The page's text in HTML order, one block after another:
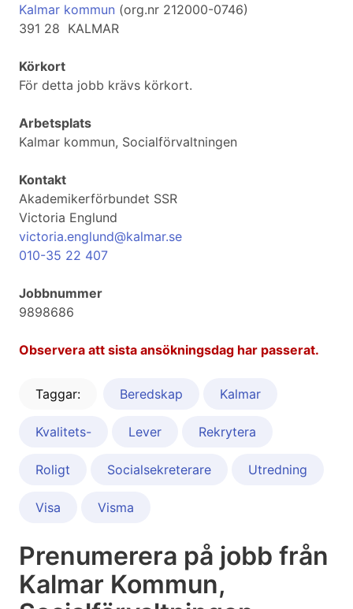
Kalmar kommun (org.nr 212000-0746)
391 28 KALMAR
Körkort
För detta jobb krävs körkort.
Arbetsplats
Kalmar kommun, Socialförvaltningen
Kontakt
Akademikerförbundet SSR
Victoria Englund
victoria.englund@kalmar.se
010-35 22 407
Jobbnummer
9898686
Observera att sista ansökningsdag har passerat.
Taggar: Beredskap Kalmar
Kvalitets- Lever Rekrytera
Roligt Socialsekreterare Utredning
Visa Visma
Prenumerera på jobb från
Kalmar Kommun,